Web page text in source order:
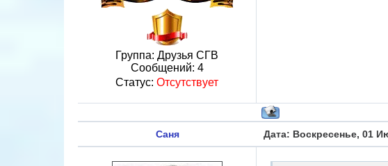
Группа: Друзья СГВ
Сообщений: 4
Статус: Отсутствует
Саня Дата: Воскресенье, 01